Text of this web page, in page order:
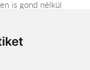
is gond nélkül